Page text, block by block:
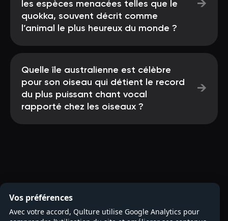
les espèces menacées telles que le
quokka, souvent décrit comme
l’animal le plus heureux du monde ?
→
Quelle île australienne est célèbre
pour son oiseau qui détient le record
du plus puissant chant vocal
rapporté chez les oiseaux ?
→
Vos préférences
Avec votre accord, Qulture utilise Google Analytics pour